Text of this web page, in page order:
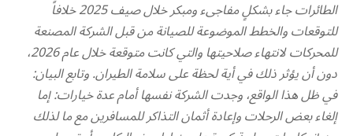
الطائرات جاء بشكلٍ مفاجىء ومبكر خلال صيف 2025 خلافاً
للتوقعات والخطط الموضوعة للصيانة من قبل الشركة المصنعة
للمحركات لانتهاء صلاحيتها والتي كانت متوقعة خلال عام 2026،
دون أن يؤثر ذلك في أية لحظة على سلامة الطيران. وتابع البيان:
في ظل هذا الواقع، وجدت الشركة نفسها أمام عدة خيارات: إما
إلغاء بعض الرحلات وإعادة أثمان التذاكر للمسافرين مع ما لذلك